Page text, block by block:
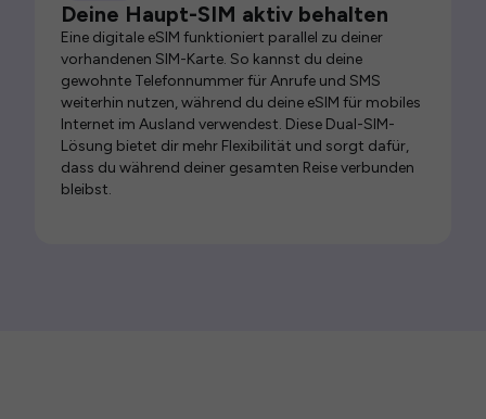
Deine Haupt-SIM aktiv behalten
Eine digitale eSIM funktioniert parallel zu deiner
vorhandenen SIM-Karte. So kannst du deine
gewohnte Telefonnummer für Anrufe und SMS
weiterhin nutzen, während du deine eSIM für mobiles
Internet im Ausland verwendest. Diese Dual-SIM-
Lösung bietet dir mehr Flexibilität und sorgt dafür,
dass du während deiner gesamten Reise verbunden
bleibst.